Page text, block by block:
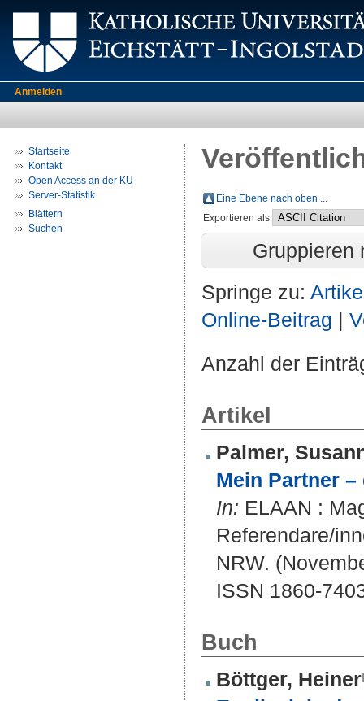
Anmelden
Startseite
Kontakt
Open Access an der KU
Server-Statistik
Blättern
Suchen
Eine Ebene nach oben ...
Exportieren als
Gruppieren
Springe zu:
Online-Beitrag |
Anzahl der
Artikel
Palmer,
Mein Partner
In: ELAAN :
Referendare/
NRW.
ISSN 1860-
Buch
Böttger, Heiner